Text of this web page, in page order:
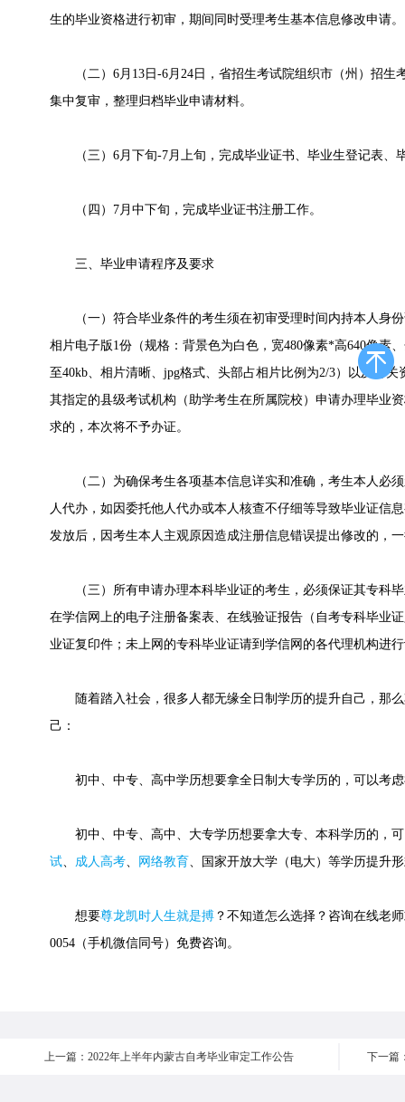
生的毕业资格进行初审，期间同时受理考生基本信息修改申请。
（二）6月13日-6月24日，省招生考试院组织市（州）招生
集中复审，整理归档毕业申请材料。
（三）6月下旬-7月上旬，完成毕业证书、毕业生登记表、
（四）7月中下旬，完成毕业证书注册工作。
三、毕业申请程序及要求
（一）符合毕业条件的考生须在初审受理时间内持本人身份
相片电子版1份（规格：背景色为白色，宽480像素*高640像素
至40kb、相片清晰、jpg格式、头部占相片比例为2/3）以及有
其指定的县级考试机构（助学考生在所属院校）申请办理毕业
求的，本次将不予办证。
（二）为确保考生各项基本信息详实和准确，考生本人必须
人代办，如因委托他人代办或本人核查不仔细等导致毕业证信
发放后，因考生本人主观原因造成注册信息错误提出修改的，
（三）所有申请办理本科毕业证的考生，必须保证其专科毕
在学信网上的电子注册备案表、在线验证报告（自考专科毕业
业证复印件；未上网的专科毕业证请到学信网的各代理机构进
随着踏入社会，很多人都无缘全日制学历的提升自己，那么
己：
初中、中专、高中学历想要拿全日制大专学历的，可以考虑
初中、中专、高中、大专学历想要拿大专、本科学历的，可
试、 成人高考、 网络教育、国家开放大学（电大）等学历提升
想要尊龙凯时人生就是搏 ？不知道怎么选择？咨询在线老
0054（手机微信同号）免费咨询。
上一篇：2022年上半年内蒙古自考毕业审定工作公告